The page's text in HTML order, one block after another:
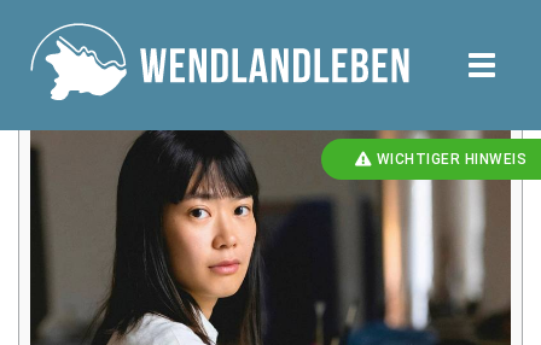
WICHTIGER HINWEIS
toggle